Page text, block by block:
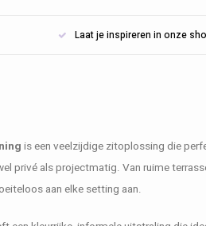
Laat je inspireren in onze
is een veelzijdige zitoplossing die
privé als projectmatig. Van ruime
aan elke setting aan.